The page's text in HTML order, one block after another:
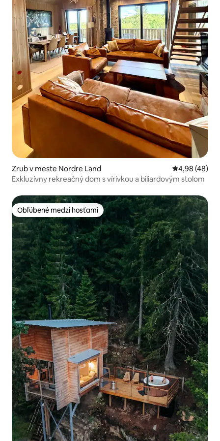
Zrub v meste Nordre Land Priemerné
4,98 (48)
Exkluzívny rekreačný dom s vírivkou a biliardovým stolom
Obľúbené medzi hosťami
Obľúbené medzi hosťami